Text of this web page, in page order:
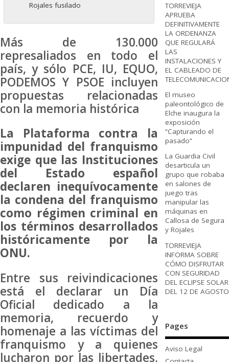
Rojales fusilado
Más de 130.000
represaliados en todo el
país, y sólo PCE, IU, EQUO,
PODEMOS Y PSOE incluyen
propuestas relacionadas
con la memoria histórica
La Plataforma contra la
impunidad del franquismo
exige que las Instituciones
del Estado español
declaren inequívocamente
la condena del franquismo
como régimen criminal en
los términos desarrollados
históricamente por la
ONU.
Entre sus reivindicaciones
está el declarar un Día
Oficial dedicado a la
memoria, recuerdo y
homenaje a las víctimas del
franquismo y a quienes
lucharon por las libertades,
TORREVIEJA
APRUEBA
DEFINITIVAMENTE
LA ORDENANZA
QUE REGULARÁ
LAS
INSTALACIONES Y
EL CABLEADO DE
El museo
paleontológico de
Elche inaugura la
exposición
“Capturando el
pasado”
La Guardia Civil
desarticula un
grupo que robaba
en salones de
juego tras
manipular las
máquinas en
Callosa de Segura
y Rojales
TORREVIEJA
INFORMA SOBRE
CÓMO DISFRUTAR
CON SEGURIDAD
DEL ECLIPSE SOLAR
DEL 12 DE AGOSTO
Pages
Aviso Legal